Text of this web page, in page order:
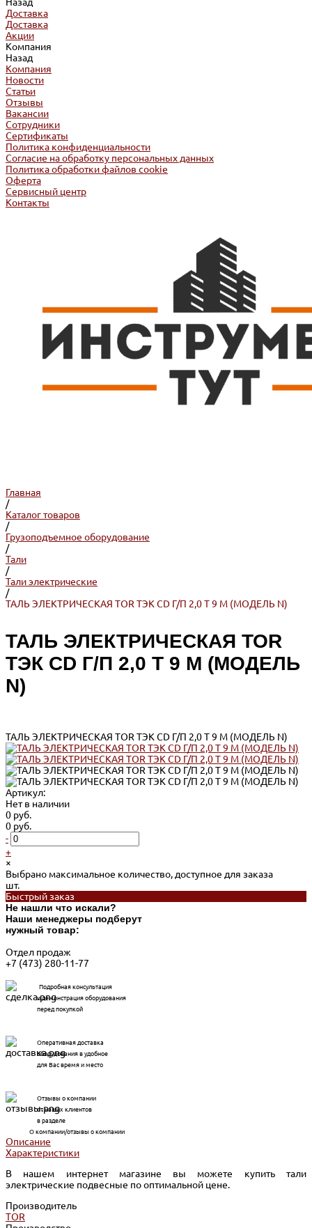
Доставка
Доставка
Акции
Компания
Назад
Компания
Новости
Статьи
Отзывы
Вакансии
Сотрудники
Сертификаты
Политика конфиденциальности
Согласие на обработку персональных данных
Политика обработки файлов cookie
Оферта
Сервисный центр
Контакты
Главная
/
Каталог товаров
/
Грузоподъемное оборудование
/
Тали
/
Тали электрические
/
ТАЛЬ ЭЛЕКТРИЧЕСКАЯ TOR ТЭК CD Г/П 2,0 Т 9 М (МОДЕЛЬ N)
ТАЛЬ ЭЛЕКТРИЧЕСКАЯ TOR
ТЭК CD Г/П 2,0 Т 9 М (МОДЕЛЬ
N)
ТАЛЬ ЭЛЕКТРИЧЕСКАЯ TOR ТЭК CD Г/П 2,0 Т 9 М (МОДЕЛЬ N)
Артикул:
Нет в наличии
0 руб.
0 руб.
-
+
×
Выбрано максимальное количество, доступное для заказа
шт.
Быстрый заказ
Не нашли что искали?
Наши менеджеры подберут
нужный товар:
Отдел продаж
+7 (473) 280-11-77
Подробная консультация
и демонстрация оборудования
перед покупкой
Оперативная доставка
оборудования в удобное
для Вас время и место
Отзывы о компании
от наших клиентов
в разделе
О компании/отзывы о компании
Описание
Характеристики
В нашем интернет магазине вы можете купить тали
электрические подвесные по оптимальной цене.
Производитель
TOR